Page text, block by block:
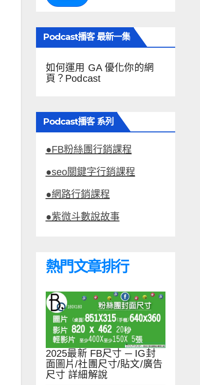
Podcast播客 最新一集
如何運用 GA 優化你的網
頁？Podcast
Podcast播客 系列
●FB粉絲團行銷課程
●seo關鍵字行銷課程
●網路行銷課程
●紫微斗數說故事
熱門文章排行
2025最新 FB尺寸 ─ IG封
面圖片/社團尺寸/貼文/廣告
尺寸 詳細解說